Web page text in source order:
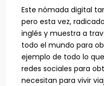
Este nómada digital
pero esta vez,
inglés y muestra a
todo el mundo para
ejemplo de todo lo
redes sociales para
necesitan para vivir